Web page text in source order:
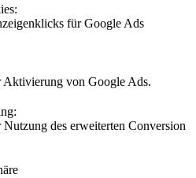
für Google Ads
von Google Ads.
des erweiterten Conversion